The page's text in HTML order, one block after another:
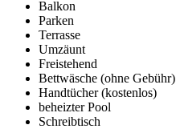
Balkon
Parken
Terrasse
Umzäunt
Freistehend
Bettwäsche (ohne Gebühr)
Handtücher (kostenlos)
beheizter Pool
Schreibtisch